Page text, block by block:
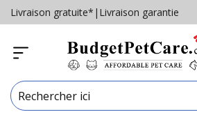
Livraison gratuite* | Livraison garantie